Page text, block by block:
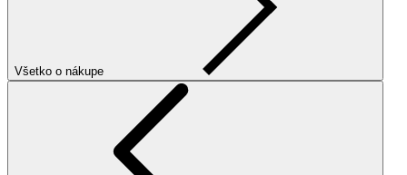
Všetko o nákupe